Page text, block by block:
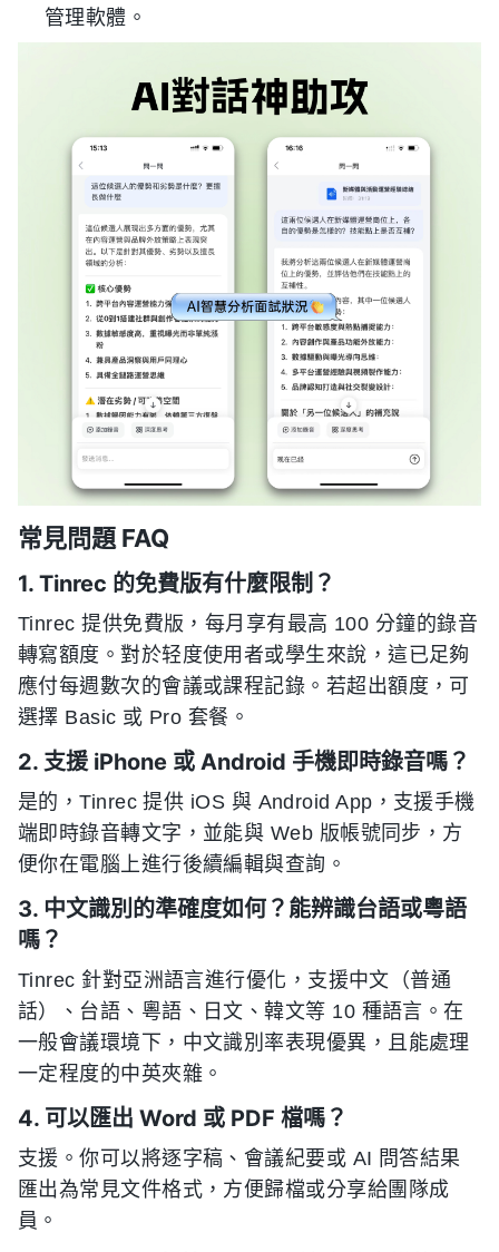
管理軟體。
常見問題 FAQ
1. Tinrec 的免費版有什麼限制？
Tinrec 提供免費版，每月享有最高 100 分鐘的錄音
轉寫額度。對於轻度使用者或學生來說，這已足夠
應付每週數次的會議或課程記錄。若超出額度，可
選擇 Basic 或 Pro 套餐。
2. 支援 iPhone 或 Android 手機即時錄音嗎？
是的，Tinrec 提供 iOS 與 Android App，支援手機
端即時錄音轉文字，並能與 Web 版帳號同步，方
便你在電腦上進行後續編輯與查詢。
3. 中文識別的準確度如何？能辨識台語或粵語
嗎？
Tinrec 針對亞洲語言進行優化，支援中文（普通
話）、台語、粵語、日文、韓文等 10 種語言。在
一般會議環境下，中文識別率表現優異，且能處理
一定程度的中英夾雜。
4. 可以匯出 Word 或 PDF 檔嗎？
支援。你可以將逐字稿、會議紀要或 AI 問答結果
匯出為常見文件格式，方便歸檔或分享給團隊成
員。